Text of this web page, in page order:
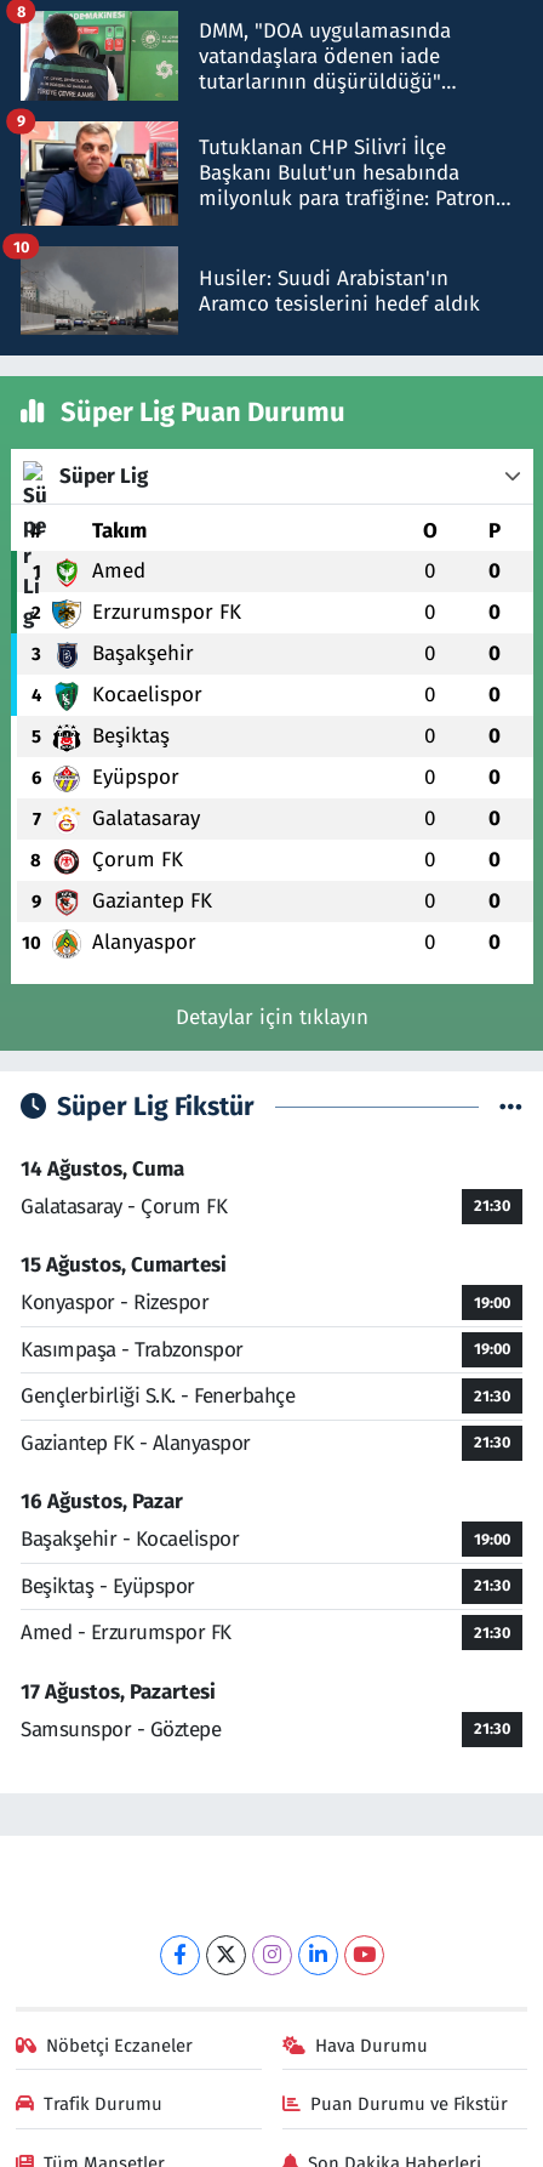
DMM, "DOA uygulamasında
vatandaşlara ödenen iade
tutarlarının düşürüldüğü"
8
Tutuklanan CHP Silivri İlçe
Başkanı Bulut'un hesabında
milyonluk para trafiğine: Patron
9
Husiler: Suudi Arabistan'ın
Aramco tesislerini hedef aldık
10
Süper Lig Puan Durumu
Süper Lig
# Takım O P
1 Amed 0 0
2 Erzurumspor FK 0 0
3 Başakşehir 0 0
4 Kocaelispor 0 0
5 Beşiktaş 0 0
6 Eyüpspor 0 0
7 Galatasaray 0 0
8 Çorum FK 0 0
9 Gaziantep FK 0 0
10 Alanyaspor 0 0
Detaylar için tıklayın
Süper Lig Fikstür
14 Ağustos, Cuma
Galatasaray - Çorum FK
21:30
15 Ağustos, Cumartesi
Konyaspor - Rizespor
19:00
Kasımpaşa - Trabzonspor 19:00
Gençlerbirliği S.K. - Fenerbahçe 21:30
Gaziantep FK - Alanyaspor 21:30
16 Ağustos, Pazar
Başakşehir - Kocaelispor
19:00
Beşiktaş - Eyüpspor 21:30
Amed - Erzurumspor FK 21:30
17 Ağustos, Pazartesi
Samsunspor - Göztepe
21:30
Nöbetçi Eczaneler Hava Durumu
Trafik Durumu Puan Durumu ve Fikstür